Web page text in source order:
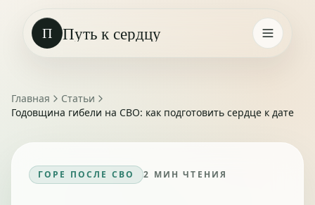
П Путь к сердцу
Главная
Статьи
Годовщина гибели на СВО: как подготовить сердце к дате
ГОРЕ ПОСЛЕ СВО 2 МИН ЧТЕНИЯ